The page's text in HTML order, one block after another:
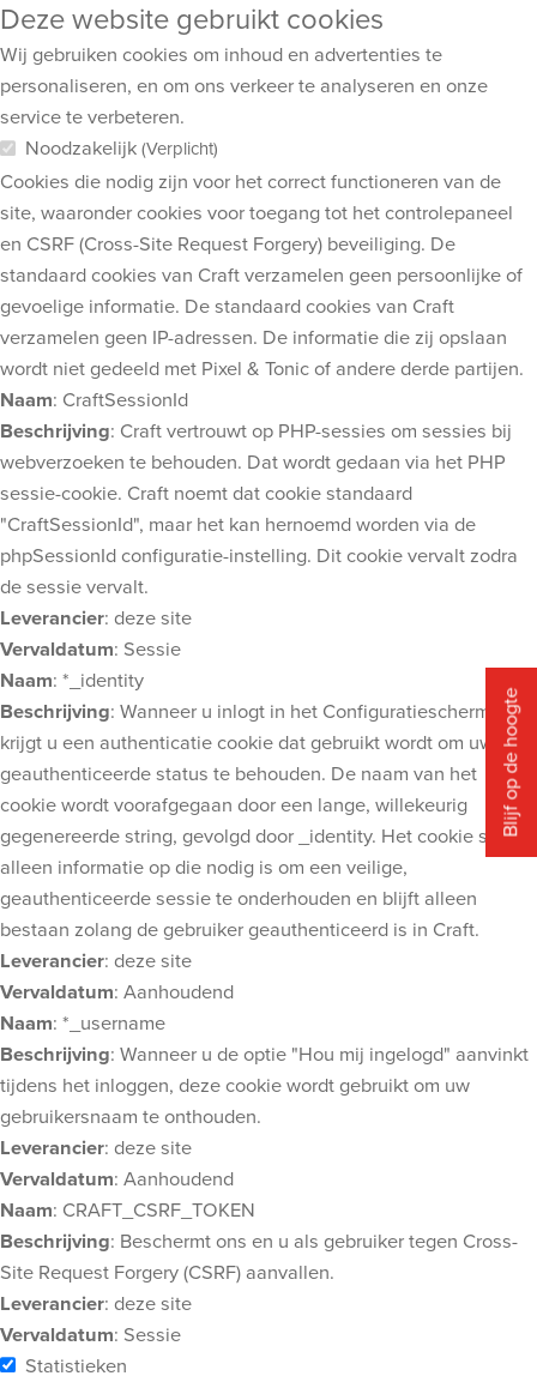
Deze website gebruikt cookies
Wij gebruiken cookies om inhoud en advertenties te
personaliseren, en om ons verkeer te analyseren en onze
service te verbeteren.
Noodzakelijk(Verplicht)
Cookies die nodig zijn voor het correct functioneren van de
site, waaronder cookies voor toegang tot het controlepaneel
en CSRF (Cross-Site Request Forgery) beveiliging. De
standaard cookies van Craft verzamelen geen persoonlijke of
gevoelige informatie. De standaard cookies van Craft
verzamelen geen IP-adressen. De informatie die zij opslaan
wordt niet gedeeld met Pixel & Tonic of andere derde partijen.
Naam: CraftSessionId
Beschrijving: Craft vertrouwt op PHP-sessies om sessies bij
webverzoeken te behouden. Dat wordt gedaan via het PHP
sessie-cookie. Craft noemt dat cookie standaard
"CraftSessionId", maar het kan hernoemd worden via de
phpSessionId configuratie-instelling. Dit cookie vervalt zodra
de sessie vervalt.
Leverancier: deze site
Vervaldatum: Sessie
Naam: *_identity
Beschrijving: Wanneer u inlogt in het Configuratiescherm,
krijgt u een authenticatie cookie dat gebruikt wordt om uw
geauthenticeerde status te behouden. De naam van het
cookie wordt voorafgegaan door een lange, willekeurig
gegenereerde string, gevolgd door _identity. Het cookie slaat
alleen informatie op die nodig is om een veilige,
geauthenticeerde sessie te onderhouden en blijft alleen
bestaan zolang de gebruiker geauthenticeerd is in Craft.
Leverancier: deze site
Vervaldatum: Aanhoudend
Naam: *_username
Beschrijving: Wanneer u de optie "Hou mij ingelogd" aanvinkt
tijdens het inloggen, deze cookie wordt gebruikt om uw
gebruikersnaam te onthouden.
Leverancier: deze site
Vervaldatum: Aanhoudend
Naam: CRAFT_CSRF_TOKEN
Beschrijving: Beschermt ons en u als gebruiker tegen Cross-
Site Request Forgery (CSRF) aanvallen.
Leverancier: deze site
Vervaldatum: Sessie
Statistieken
Blijf op de hoogte